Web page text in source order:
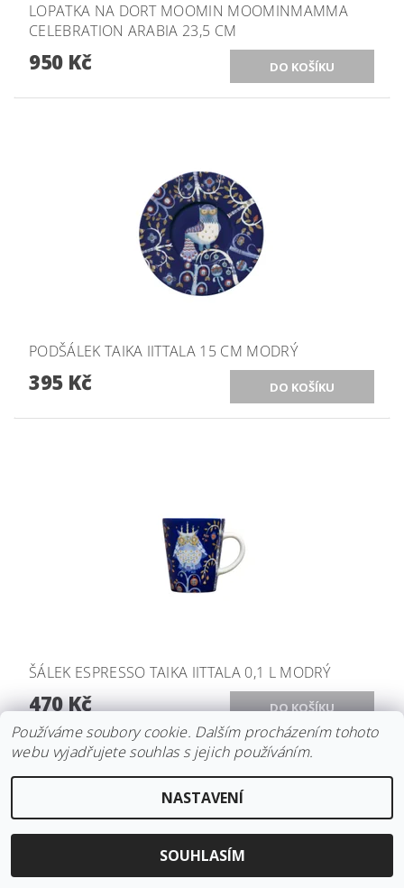
LOPATKA NA DORT MOOMIN MOOMINMAMMA
CELEBRATION ARABIA 23,5 CM
950 Kč
PODŠÁLEK TAIKA IITTALA 15 CM MODRÝ
395 Kč
ŠÁLEK ESPRESSO TAIKA IITTALA 0,1 L MODRÝ
470 Kč
Používáme soubory cookie. Dalším procházením tohoto
webu vyjadřujete souhlas s jejich používáním.
NASTAVENÍ
SOUHLASÍM